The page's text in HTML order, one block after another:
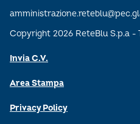
Copyright 2026 ReteBlu S.p.a
Invia C.V.
Area Stampa
Privacy Policy